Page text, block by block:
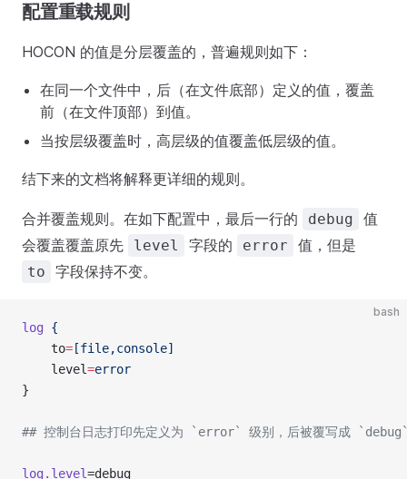
配置重载规则
HOCON 的值是分层覆盖的，普遍规则如下：
在同一个文件中，后（在文件底部）定义的值，覆盖
前（在文件顶部）到值。
当按层级覆盖时，高层级的值覆盖低层级的值。
结下来的文档将解释更详细的规则。
合并覆盖规则。在如下配置中，最后一行的 debug
值
会覆盖覆盖原先
level 字段的 error 值，但是
to 字段保持不变。
bash
log {
    to
= [file,console]
    level
=error
}
## 控制台日志打印先定义为 `error` 级别，后被覆写成
log.level=debug